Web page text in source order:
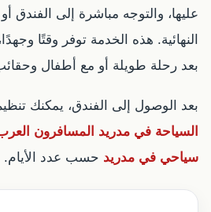
عليها، والتوجه مباشرة إلى الفندق
النهائية. هذه الخدمة توفر وقتًا
بعد رحلة طويلة أو مع أطفال
بعد الوصول إلى الفندق، يمكنك
السياحة في مدريد المسافرون
سياحي في مدريد حسب عدد الأيام.